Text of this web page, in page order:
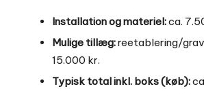
Installation og materiel:ca.
Mulige tillæg:reetablering/
15.000 kr.
Typisk total inkl. boks (køb):